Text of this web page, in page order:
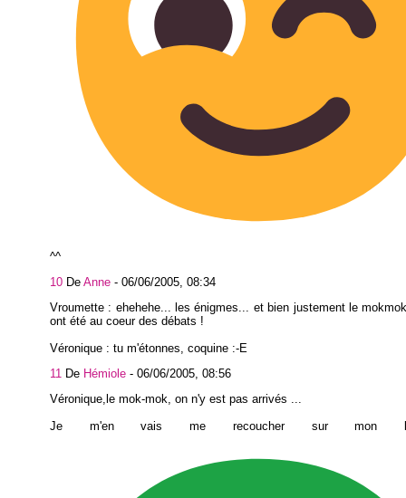
^^
10 De Anne - 06/06/2005, 08:34
Vroumette : ehehehe... les énigmes... et bien justement le
ont été au coeur des débats !
Véronique : tu m'étonnes, coquine :-E
11 De Hémiole - 06/06/2005, 08:56
Véronique,le mok-mok, on n'y est pas arrivés ...
Je m'en vais me recoucher sur mon